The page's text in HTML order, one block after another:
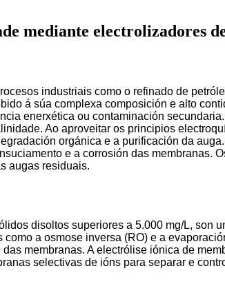
mediante electrolizadores
industriais como o refinado de
á súa complexa composición e alto
enerxética ou contaminación
Ao aproveitar os principios
orgánica e a purificación da
e a corrosión das membranas.
augas residuais.
disoltos superiores a 5.000 mg/L, son
a osmose inversa (RO) e a
membranas. A electrólise iónica de
selectivas de ións para separar e